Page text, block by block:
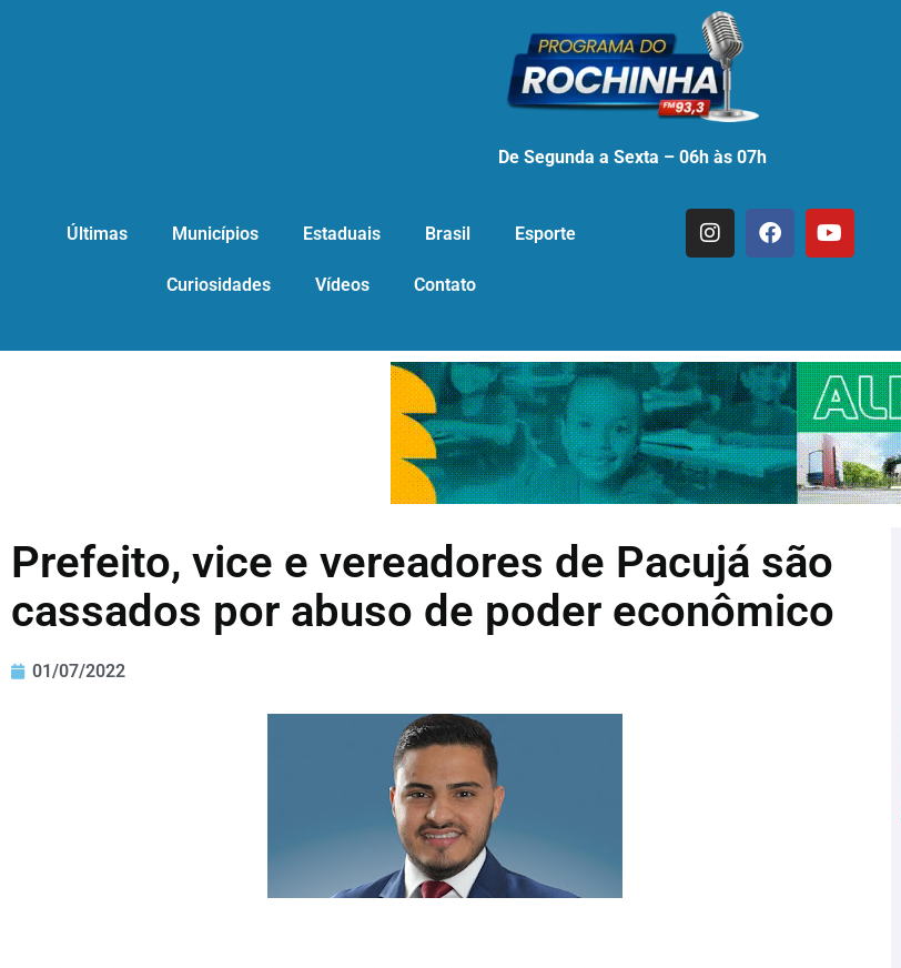
De Segunda a Sexta – 06h às 07h
Últimas Municípios Estaduais Brasil Esporte
Curiosidades Vídeos Contato
Prefeito, vice e vereadores de Pacujá são
cassados por abuso de poder econômico
01/07/2022